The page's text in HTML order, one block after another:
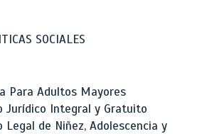
SOCIALES
Para Adultos Mayores
Jurídico Integral y Gratuito
Legal de Niñez, Adolescencia y